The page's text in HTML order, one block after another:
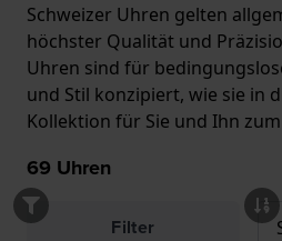
Schweizer Uhren gelten
höchster Qualität und
Uhren sind für
und Stil konzipiert, wie sie in
Kollektion für Sie und Ihn
69 Uhren
Filter